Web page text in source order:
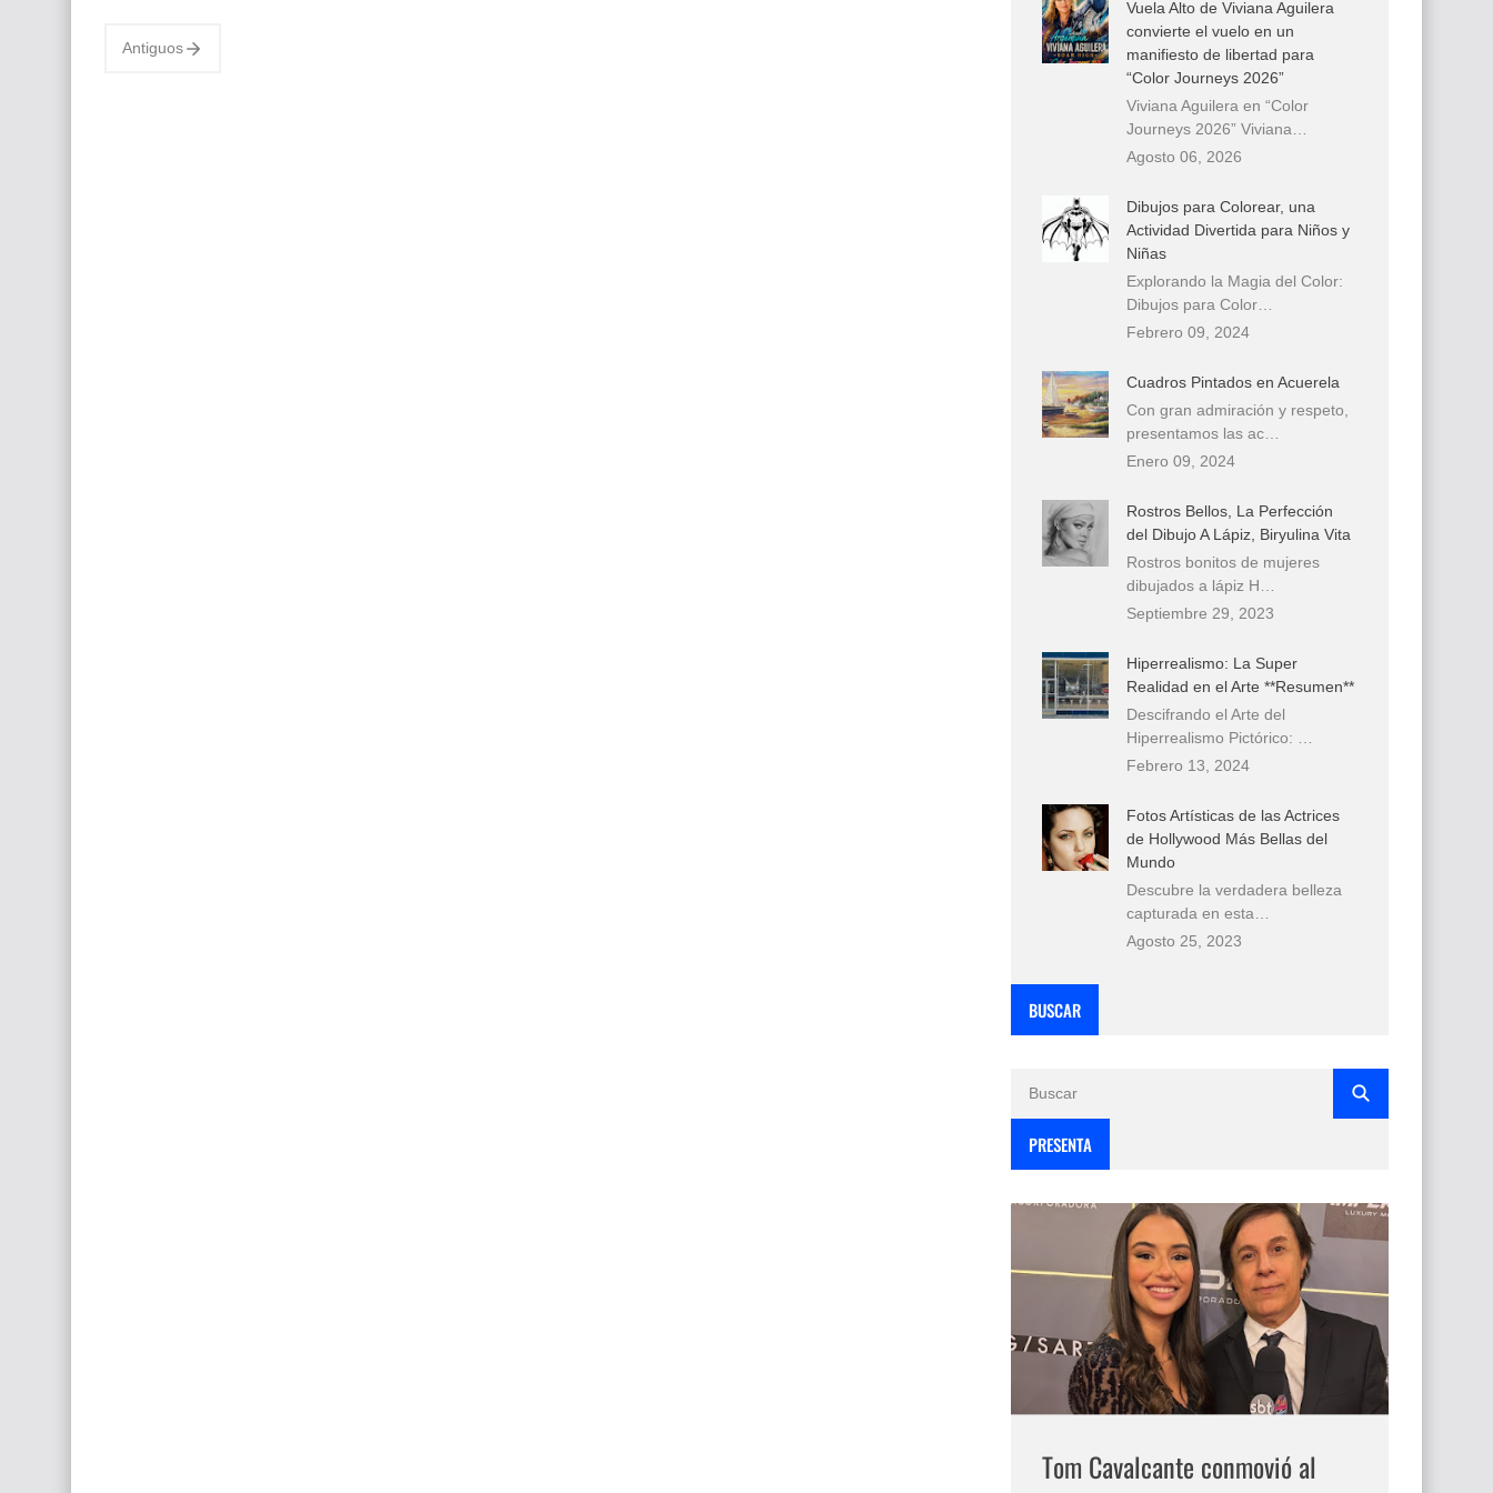
Antiguos
Vuela Alto de Viviana Aguilera
convierte el vuelo en un
manifiesto de libertad para
“Color Journeys 2026”
Viviana Aguilera en “Color
Journeys 2026” Viviana…
Agosto 06, 2026
Dibujos para Colorear, una
Actividad Divertida para Niños y
Niñas
Explorando la Magia del Color:
Dibujos para Color…
Febrero 09, 2024
Cuadros Pintados en Acuerela
Con gran admiración y respeto,
presentamos las ac…
Enero 09, 2024
Rostros Bellos, La Perfección
del Dibujo A Lápiz, Biryulina Vita
Rostros bonitos de mujeres
dibujados a lápiz H…
Septiembre 29, 2023
Hiperrealismo: La Super
Realidad en el Arte **Resumen**
Descifrando el Arte del
Hiperrealismo Pictórico: …
Febrero 13, 2024
Fotos Artísticas de las Actrices
de Hollywood Más Bellas del
Mundo
Descubre la verdadera belleza
capturada en esta…
Agosto 25, 2023
BUSCAR
PRESENTA
Tom Cavalcante conmovió al